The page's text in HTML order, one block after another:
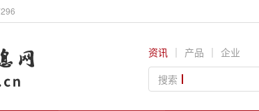
资讯 ｜ 产品 ｜ 企业
搜索